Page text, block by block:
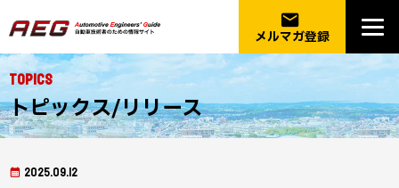
email
メルマガ登録
Topics
トピックス/リリース
2025.09.12